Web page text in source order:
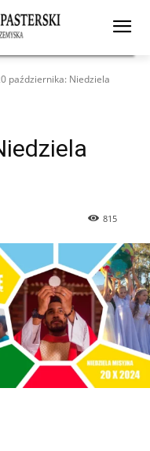
października: Niedziela
815